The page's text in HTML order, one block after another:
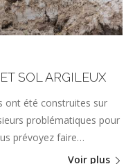
SOL ARGILEUX
ont été construites sur
problématiques pour
prévoyez faire…
Voir plus